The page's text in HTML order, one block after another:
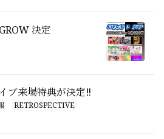
決定
ブ来場特典が決定‼️
RETROSPECTIVE